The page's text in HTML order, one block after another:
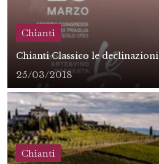
Chianti
Chianti Classico le declinazioni
25/03/2018
Chianti